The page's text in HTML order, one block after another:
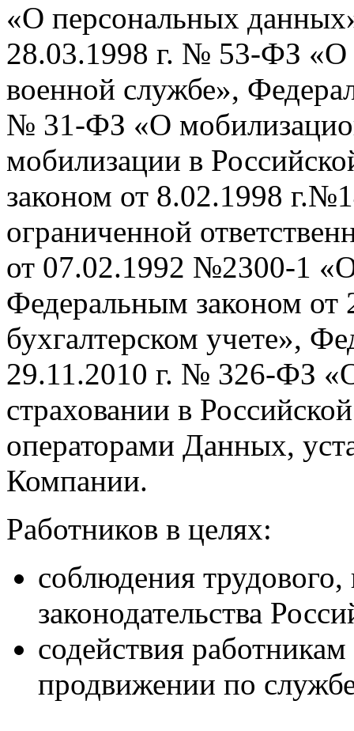
«О персональных
28.03.1998 г. № 53-ФЗ «О
военной службе»,
№ 31-ФЗ «О
мобилизации в
законом от 8.02.1998
ограниченной
от 07.02.1992 №2300-1
Федеральным законом
бухгалтерском учете»,
29.11.2010 г. № 326-ФЗ
страховании в
операторами Данных,
Компании.
Работников в целях:
соблюдения
законодательства
содействия
продвижении по